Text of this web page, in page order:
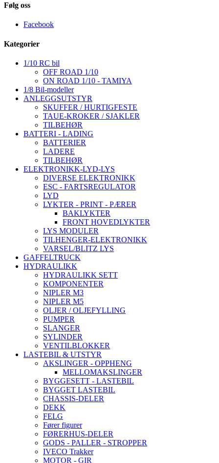
Følg oss
Facebook
Kategorier
1/10 RC bil
OFF ROAD 1/10
ON ROAD 1/10 - TAMIYA
1/8 Bil-modeller
ANLEGGSUTSTYR
SKUFFER / HURTIGFESTE
TAUE-KROKER / SJAKLER
TILBEHØR
BATTERI - LADING
BATTERIER
LADERE
TILBEHØR
ELEKTRONIKK-LYD-LYS
DIVERSE ELEKTRONIKK
ESC - FARTSREGULATOR
LYD
LYKTER - PRINT - PÆRER
BAKLYKTER
FRONT HOVEDLYKTER
LYS MODULER
TILHENGER-ELEKTRONIKK
VARSEL/BLITZ LYS
GAFFELTRUCK
HYDRAULIKK
HYDRAULIKK SETT
KOMPONENTER
NIPLER M3
NIPLER M5
OLJER / OLJEFYLLING
PUMPER
SLANGER
SYLINDER
VENTILBLOKKER
LASTEBIL & UTSTYR
AKSLINGER - OPPHENG
MELLOMAKSLINGER
BYGGESETT - LASTEBIL
BYGGET LASTEBIL
CHASSIS-DELER
DEKK
FELG
Fører figurer
FØRERHUS-DELER
GODS - PALLER - STROPPER
IVECO Trakker
MOTOR - GIR